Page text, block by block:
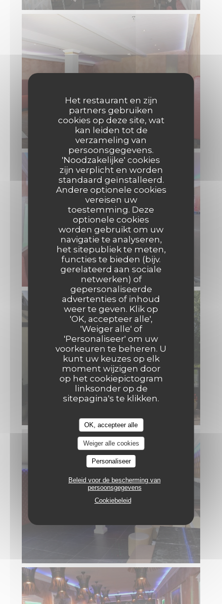
Het restaurant en zijn
partners gebruiken
cookies op deze site, wat
kan leiden tot de
verzameling van
persoonsgegevens.
'Noodzakelijke' cookies
zijn verplicht en worden
standaard geïnstalleerd.
Andere optionele cookies
vereisen uw
toestemming. Deze
optionele cookies
worden gebruikt om uw
navigatie te analyseren,
het sitepubliek te meten,
functies te bieden (bijv.
gerelateerd aan sociale
netwerken) of
gepersonaliseerde
advertenties of inhoud
weer te geven. Klik op
'OK, accepteer alle',
'Weiger alle' of
'Personaliseer' om uw
voorkeuren te beheren. U
kunt uw keuzes op elk
moment wijzigen door
op het cookiepictogram
linksonder op de
sitepagina's te klikken.
OK, accepteer alle
Weiger alle cookies
Personaliseer
Beleid voor de bescherming van
persoonsgegevens
Cookiebeleid
Casa Mia